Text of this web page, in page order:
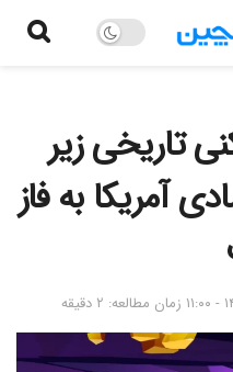
تاریخی زیر
آمریکا به فاز
زمان مطالعه: ۲ دقیقه